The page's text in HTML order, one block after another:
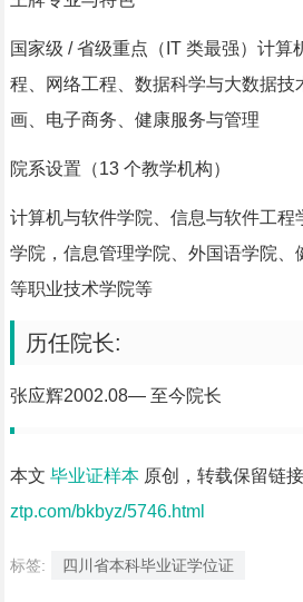
国家级 / 省级重点（IT 类最强）计算
程、网络工程、数据科学与大数据技
画、电子商务、健康服务与管理
院系设置（13 个教学机构）
计算机与软件学院、信息与软件工程
学院，信息管理学院、外国语学院、
等职业技术学院等
历任院长:
张应辉2002.08— 至今院长
本文 毕业证样本原创，转载保留链接
ztp.com/bkbyz/5746.html
标签: 四川省本科毕业证学位证